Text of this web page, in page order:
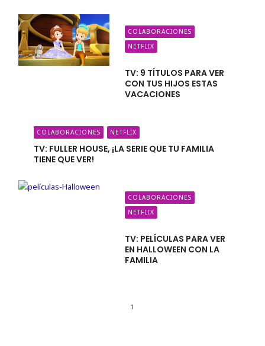
COLABORACIONES
NETFLIX
TV: 9 TÍTULOS PARA VER
CON TUS HIJOS ESTAS
VACACIONES
COLABORACIONES NETFLIX
TV: FULLER HOUSE, ¡LA SERIE QUE TU FAMILIA
TIENE QUE VER!
COLABORACIONES
NETFLIX
TV: PELÍCULAS PARA VER
EN HALLOWEEN CON LA
FAMILIA
1